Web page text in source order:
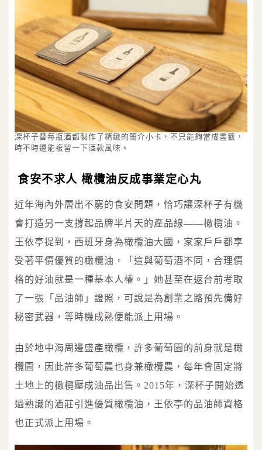
深杯子替每瓶酒都製作了精緻的簡介小卡，不只能夠當成書籤，
時不時還能複習一下酒款風味。
食安不求人 橄欖油反成事業定心丸
近年海內外層出不窮的食安問題，恰巧讓深杯子有機
會打造另一支撐起品牌半片天的產品線——橄欖油。
王依亭提到，西班牙身為橄欖油大國，家家戶戶都享
受著平價優質的橄欖油，「這與葡萄酒不同，合理價
格的好油就是一種基本人權。」她甚至在返台前考取
了一張「品油師」證照，可說是為創業之路預先備好
秘密武器，等時機成熟便能派上用場。
由於地中海周邊盛產橄欖，許多葡萄園的前身就是橄
欖園，因此許多葡萄農也身兼橄欖農，每年會固定將
土地上的橄欖壓成油品出售。2015年，深杯子開始透
過熟識的酒莊引進優質橄欖油，王依亭的品油師資格
也正式派上用場。